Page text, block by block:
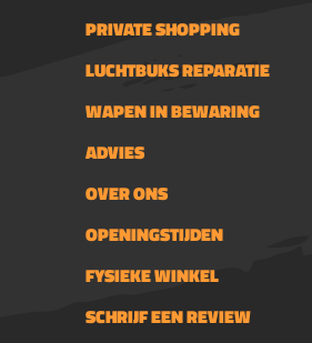
PRIVATE SHOPPING
LUCHTBUKS REPARATIE
WAPEN IN BEWARING
ADVIES
OVER ONS
OPENINGSTIJDEN
FYSIEKE WINKEL
SCHRIJF EEN REVIEW